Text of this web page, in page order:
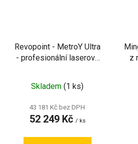
Revopoint - MetroY Ultra
- profesionální laserový
Skladem (1 ks)
43 181 Kč bez DPH
52 249 Kč / ks
z